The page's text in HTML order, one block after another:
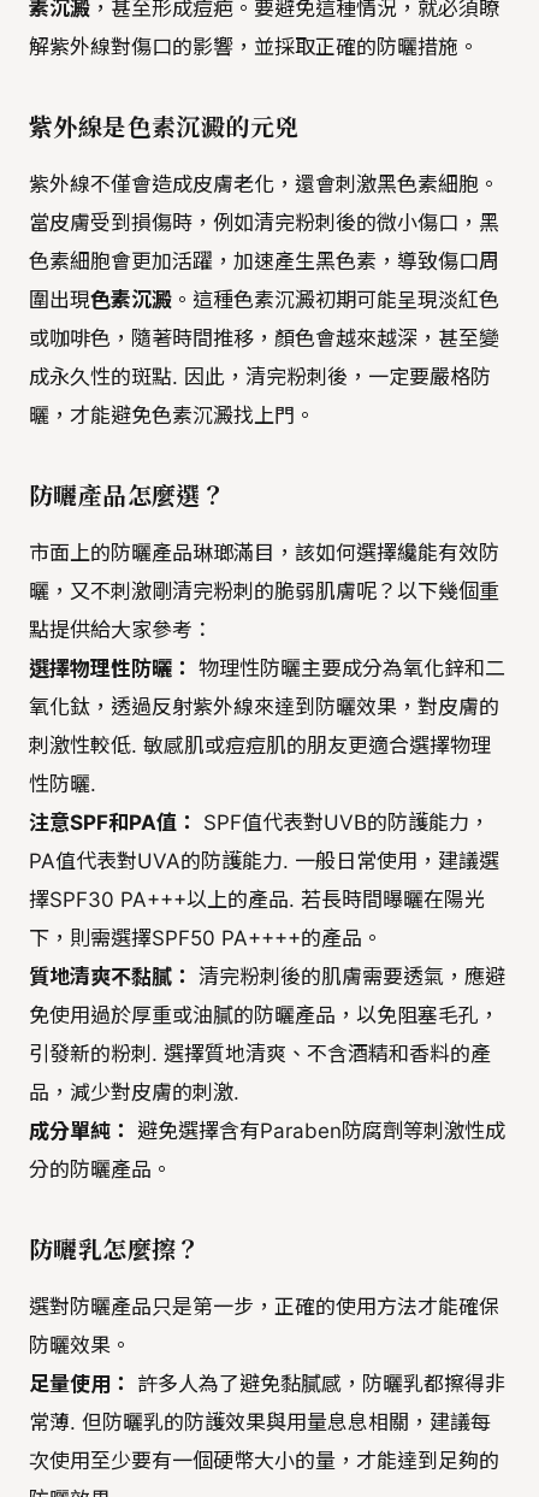
素沉澱 ，甚至形成痘疤。要避免這種情況，就必須瞭
解紫外線對傷口的影響，並採取正確的防曬措施。
紫外線是色素沉澱的元兇
紫外線不僅會造成皮膚老化，還會刺激黑色素細胞。
當皮膚受到損傷時，例如清完粉刺後的微小傷口，黑
色素細胞會更加活躍，加速產生黑色素，導致傷口周
圍出現色素沉澱 。這種色素沉澱初期可能呈現淡紅色
或咖啡色，隨著時間推移，顏色會越來越深，甚至變
成永久性的斑點. 因此，清完粉刺後，一定要嚴格防
曬，才能避免色素沉澱找上門。
防曬產品怎麼選？
市面上的防曬產品琳瑯滿目，該如何選擇纔能有效防
曬，又不刺激剛清完粉刺的脆弱肌膚呢？以下幾個重
點提供給大家參考：
選擇物理性防曬： 物理性防曬主要成分為氧化鋅和二
氧化鈦，透過反射紫外線來達到防曬效果，對皮膚的
刺激性較低. 敏感肌或痘痘肌的朋友更適合選擇物理
性防曬.
注意SPF和PA值：
SPF值代表對UVB的防護能力，
PA值代表對UVA的防護能力. 一般日常使用，建議選
擇SPF30 PA+++以上的產品. 若長時間曝曬在陽光
下，則需選擇SPF50 PA++++的產品。
質地清爽不黏膩： 清完粉刺後的肌膚需要透氣，應避
免使用過於厚重或油膩的防曬產品，以免阻塞毛孔，
引發新的粉刺. 選擇質地清爽、不含酒精和香料的產
品，減少對皮膚的刺激.
成分單純：
避免選擇含有Paraben防腐劑等刺激性成
分的防曬產品。
防曬乳怎麼擦？
選對防曬產品只是第一步，正確的使用方法才能確保
防曬效果。
足量使用：
許多人為了避免黏膩感，防曬乳都擦得非
常薄. 但防曬乳的防護效果與用量息息相關，建議每
次使用至少要有一個硬幣大小的量，才能達到足夠的